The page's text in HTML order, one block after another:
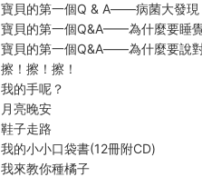
寶貝的第一個Q & A――病菌大發現
寶貝的第一個Q&A——為什麼要睡
寶貝的第一個Q&A――為什麼要說
擦！擦！擦！
我的手呢？
月亮晚安
鞋子走路
我的小小口袋書(12冊附CD)
我來教你種橘子